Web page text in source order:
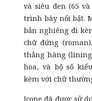
và siêu đen (65
trình bày nổi bật.
bản nghiêng đi
chữ đứng
thẳng hàng
hoa, và bộ số
kèm với chữ
Icone đã được sử